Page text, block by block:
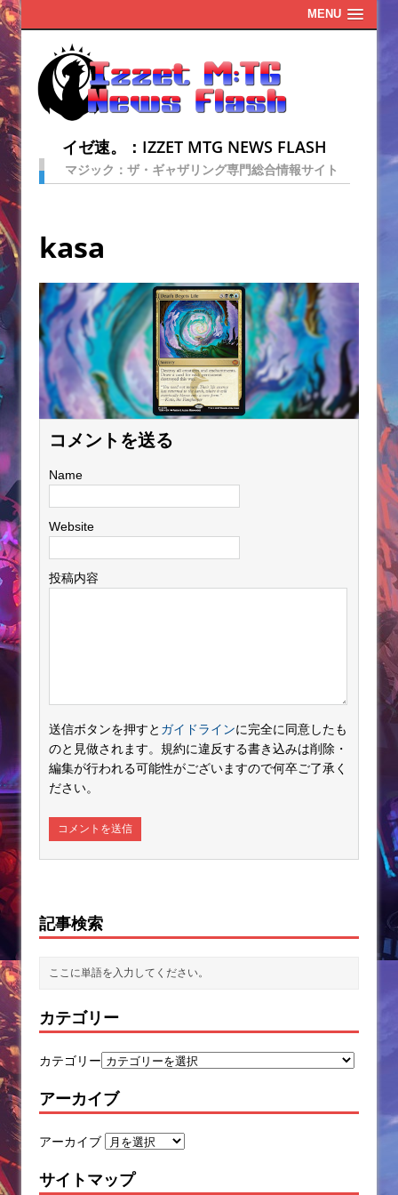
MENU
イゼ速。：IZZET MTG NEWS FLASH
マジック：ザ・ギャザリング専門総合情報サイト
kasa
コメントを送る
Name
Website
投稿内容
送信ボタンを押すと ガイドラインに完全に同意したも
のと見做されます。規約に違反する書き込みは削除・
編集が行われる可能性がございますので何卒ご了承く
ださい。
記事検索
カテゴリー
カテゴリー
アーカイブ
アーカイブ
サイトマップ